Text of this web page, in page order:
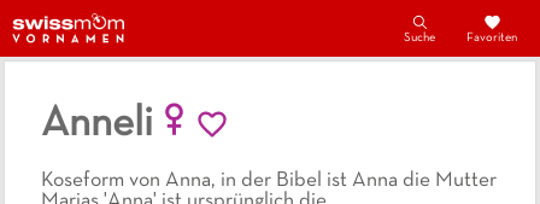
Suche Favoriten
Anneli
Koseform von Anna, in der Bibel ist Anna die Mutter